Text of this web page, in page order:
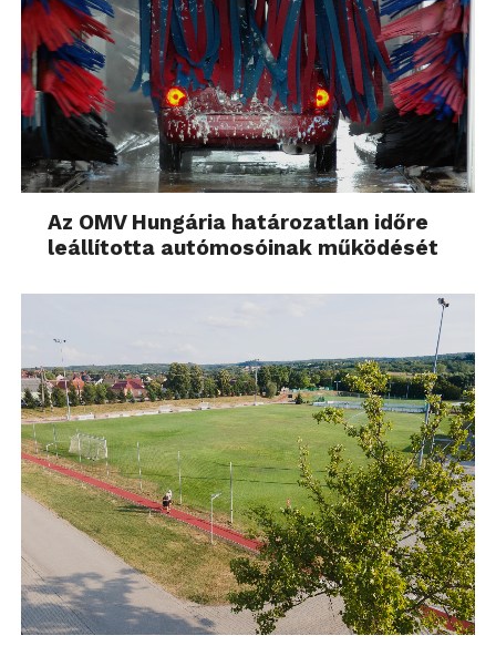
Az OMV Hungária határozatlan időre
leállította autómosóinak működését